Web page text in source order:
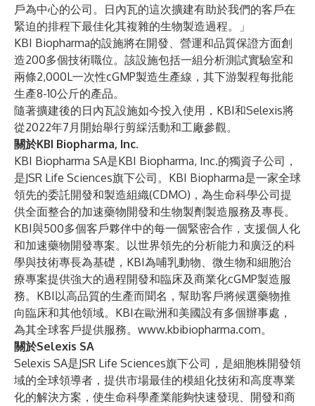
戶為中心的公司。日內瓦的這次擴建有助於我們的客戶在
緊迫的排程下最佳化其複雜的生物製造過程。」
KBI Biopharma的設施將在開發、營運和品質保證方面創
造200多個技術職位。該設施包括一組分析測試實驗室和
兩條2,000L一次性cGMP製造生產線，其下游製程每批能
生產8-10公斤的產品。
隨著擴建後的日內瓦設施如今投入使用，KBI和Selexis將
從2022年7月開始舉行剪綵活動和工廠參觀。
關於KBI Biopharma, Inc.
KBI Biopharma SA是KBI Biopharma, Inc.的獨資子公司，
是JSR Life Sciences旗下公司。KBI Biopharma是一家全球
領先的委託開發和製造組織(CDMO)，為生命科學公司提
供全面整合的加速藥物開發和生物製劑製造服務及專長。
KBI與500多個客戶夥伴中的每一個緊密合作，支援個人化
和加速藥物開發專案。以世界領先的分析能力和廣泛的科
學與技術專長為基礎，KBI為哺乳動物、微生物和細胞治
療專案提供強大的過程開發和臨床及商業化cGMP製造服
務。KBI以高品質的生產而聞名，幫助客戶將候選藥物推
向臨床和其他領域。KBI在歐洲和美國設有多個辦事處，
為其全球客戶提供服務。 www.kbibiopharma.com。
關於Selexis SA
Selexis SA是JSR Life Sciences旗下公司，是細胞株開發領
域的全球領導者，提供市場最佳的模組化技術和高度專業
化的解決方案，使生命科學產業能夠快速發現、開發和商